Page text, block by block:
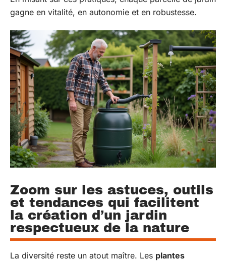
gagne en vitalité, en autonomie et en robustesse.
Zoom sur les astuces, outils
et tendances qui facilitent
la création d’un jardin
respectueux de la nature
La diversité reste un atout maître. Les plantes